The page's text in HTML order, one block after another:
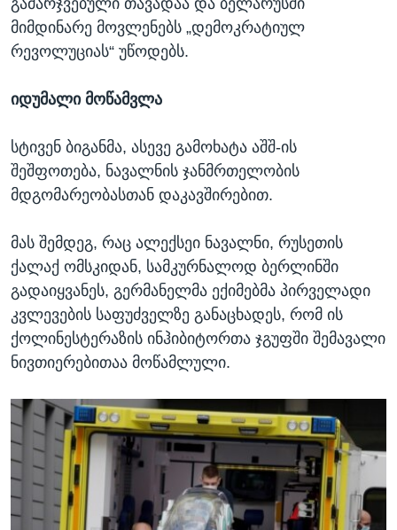
მიმდინარე მოვლენებს „დემოკრატიულ
რევოლუციას“ უწოდებს.
იდუმალი მოწამვლა
სტივენ ბიგანმა, ასევე გამოხატა აშშ-ის
შეშფოთება, ნავალნის ჯანმრთელობის
მდგომარეობასთან დაკავშირებით.
მას შემდეგ, რაც ალექსეი ნავალნი, რუსეთის
ქალაქ ომსკიდან, სამკურნალოდ ბერლინში
გადაიყვანეს, გერმანელმა ექიმებმა პირველადი
კვლევების საფუძველზე განაცხადეს, რომ ის
ქოლინესტერაზის ინჰიბიტორთა ჯგუფში შემავალი
ნივთიერებითაა მოწამლული.